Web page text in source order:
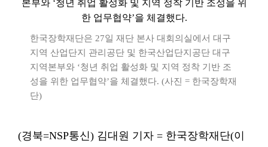
한국장학재단은 27일 재단 본사 대회의실에서 대구
지역 산업단지 관리공단 및 한국산업단지공단 대구
지역본부와 ‘청년 취업 활성화 및 지역 정착 기반 조
성을 위한 업무협약’을 체결했다. (사진 = 한국장학재
단)
(경북=NSP통신) 김대원 기자 = 한국장학재단(이